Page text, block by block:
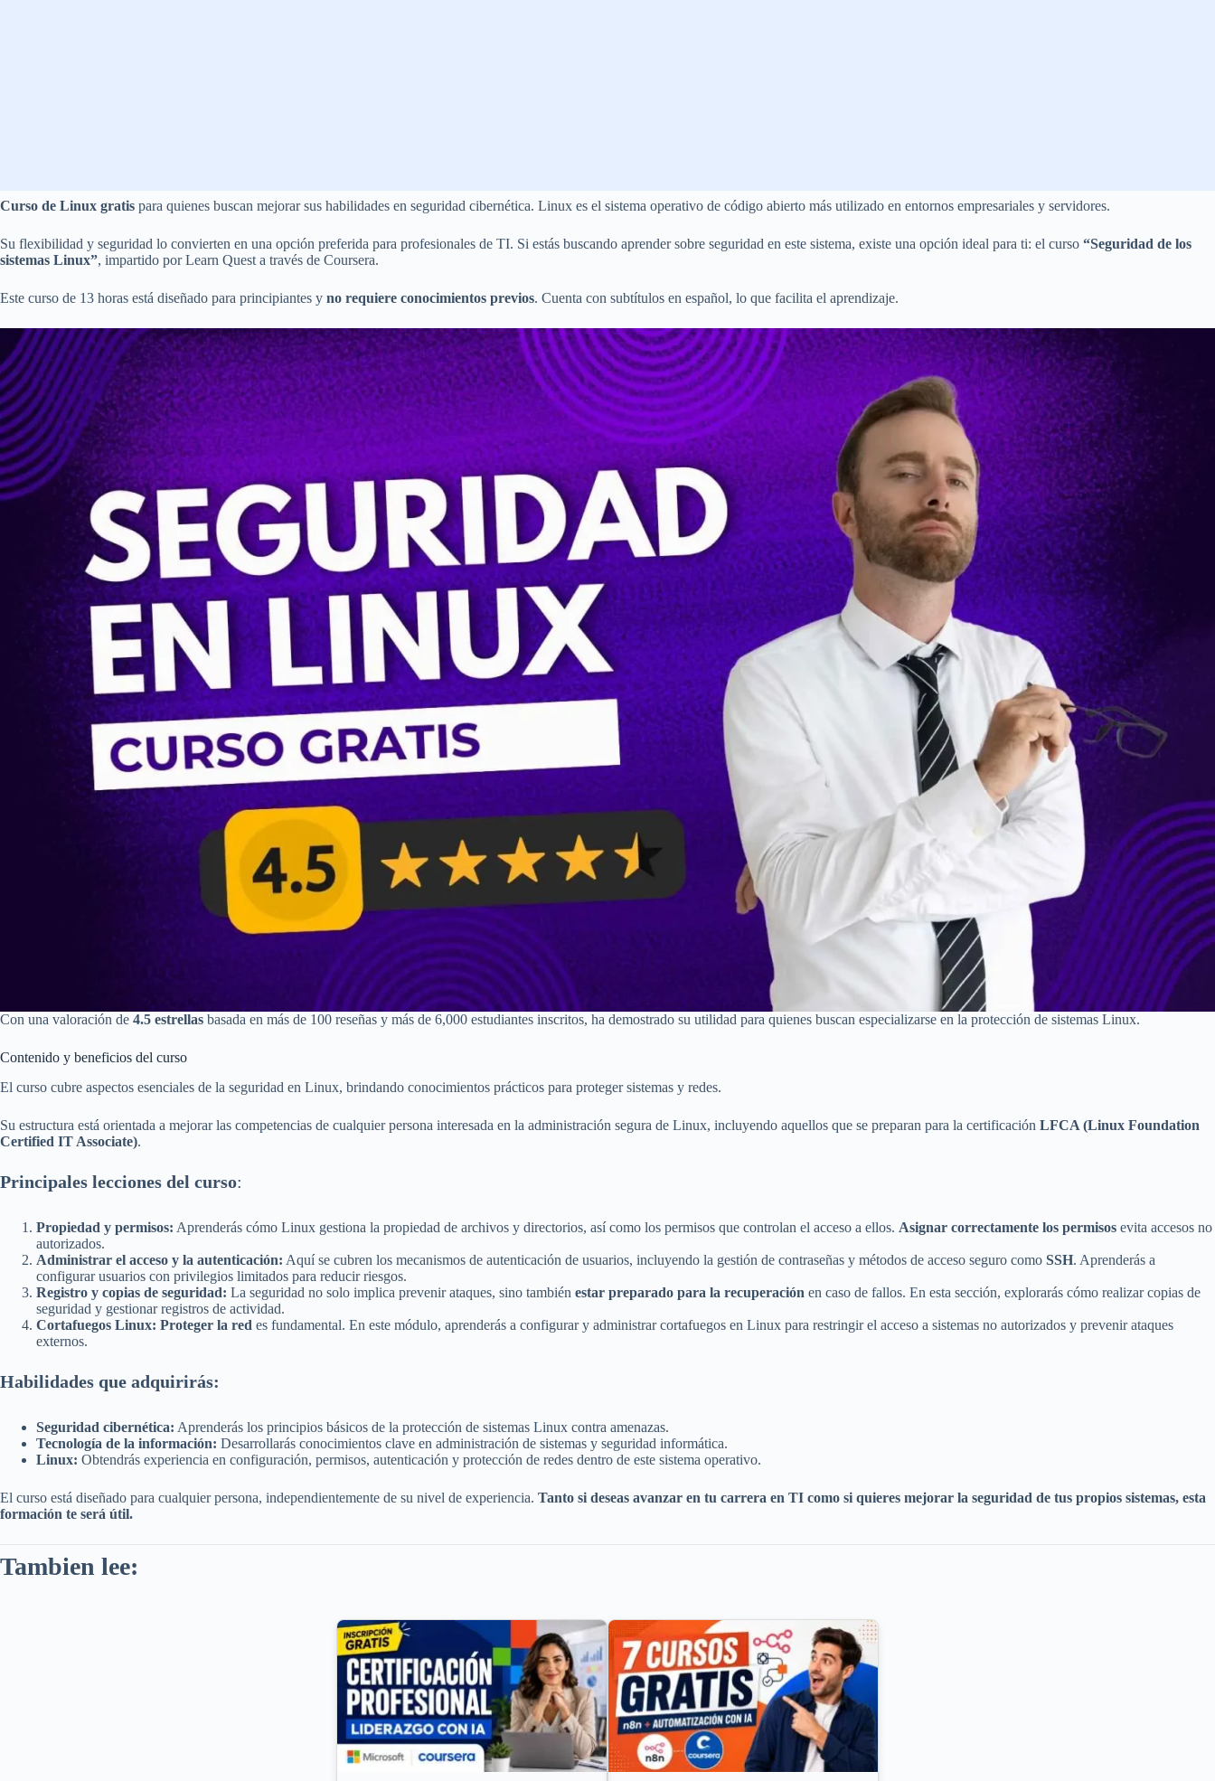
Curso de Linux gratis para quienes buscan mejorar sus habilidades en seguridad cibernética. Linux es el sistema operativo de código abierto más utilizado en entornos empresariales y servidores.
Su flexibilidad y seguridad lo convierten en una opción preferida para profesionales de TI. Si estás buscando aprender sobre seguridad en este sistema, existe una opción ideal para ti: el curso “Seguridad de los
sistemas Linux”, impartido por Learn Quest a través de Coursera.
Este curso de 13 horas está diseñado para principiantes y no requiere conocimientos previos. Cuenta con subtítulos en español, lo que facilita el aprendizaje.
Con una valoración de 4.5 estrellas basada en más de 100 reseñas y más de 6,000 estudiantes inscritos, ha demostrado su utilidad para quienes buscan especializarse en la protección de sistemas Linux.
Contenido y beneficios del curso
El curso cubre aspectos esenciales de la seguridad en Linux, brindando conocimientos prácticos para proteger sistemas y redes.
Su estructura está orientada a mejorar las competencias de cualquier persona interesada en la administración segura de Linux, incluyendo aquellos que se preparan para la certificación LFCA (Linux Foundation
Certified IT Associate).
Principales lecciones del curso:
Propiedad y permisos: Aprenderás cómo Linux gestiona la propiedad de archivos y directorios, así como los permisos que controlan el acceso a ellos. Asignar correctamente los permisos evita accesos no
autorizados.
Administrar el acceso y la autenticación: Aquí se cubren los mecanismos de autenticación de usuarios, incluyendo la gestión de contraseñas y métodos de acceso seguro como SSH. Aprenderás a
configurar usuarios con privilegios limitados para reducir riesgos.
Registro y copias de seguridad: La seguridad no solo implica prevenir ataques, sino también estar preparado para la recuperación en caso de fallos. En esta sección, explorarás cómo realizar copias de
seguridad y gestionar registros de actividad.
Cortafuegos Linux: Proteger la red es fundamental. En este módulo, aprenderás a configurar y administrar cortafuegos en Linux para restringir el acceso a sistemas no autorizados y prevenir ataques
externos.
Habilidades que adquirirás:
Seguridad cibernética: Aprenderás los principios básicos de la protección de sistemas Linux contra amenazas.
Tecnología de la información: Desarrollarás conocimientos clave en administración de sistemas y seguridad informática.
Linux: Obtendrás experiencia en configuración, permisos, autenticación y protección de redes dentro de este sistema operativo.
El curso está diseñado para cualquier persona, independientemente de su nivel de experiencia. Tanto si deseas avanzar en tu carrera en TI como si quieres mejorar la seguridad de tus propios sistemas, esta
formación te será útil.
Tambien lee: